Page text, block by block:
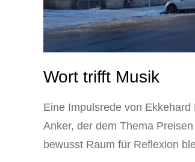
Wort trifft Musik
Eine Impulsrede von
Anker, der dem Thema
bewusst Raum für Reflexion